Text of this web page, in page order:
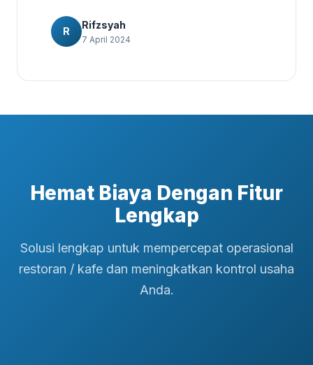
R
Rifzsyah
7 April 2024
Hemat Biaya Dengan Fitur
Lengkap
Solusi lengkap untuk mempercepat operasional
restoran / kafe dan meningkatkan kontrol usaha
Anda.